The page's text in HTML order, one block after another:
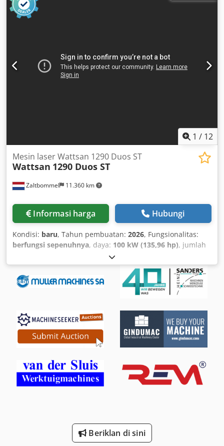
1 / 12
Zaltbommel 11.360 km
Mesin laser Wattsan 1290 Duos ST
Wattsan 1290 Duos ST
Informasi harga Hubungi
Kondisi: baru, Tahun pembuatan: 2026, Fungsionalitas:
berfungsi sepenuhnya, daya: 100 kW (135,96 hp), jumlah
, berat keseluruhan:345 kg
mm, lebar meja:900 mm, Perlengkapan:Penandaan CE,
dokumentasi / manual
, 1290 is a professional laser cutter
designed for serious production environments. It features
a continuous feed table, allowing you to cut materials and
two laser heads, transforming this CNC laser machine into
an ultra-efficient powerhouse capable of 24/7 operation.
The Wattsan 1290 ST can cut through materials up to 10–
13 mm thick, and engrave wood, cardboard, acrylic, glass,
rubber, stone, wool, and more. The two laser heads
operate simultaneously, maintaining a minimum distance
of 130 mm from each other. This model is also fitted with a
x 900 mm - Laser power: 100–130 W - Table lowering
depth: 40 mm - Positioning accuracy: 0.03 mm - Machine
Beriklan di sini